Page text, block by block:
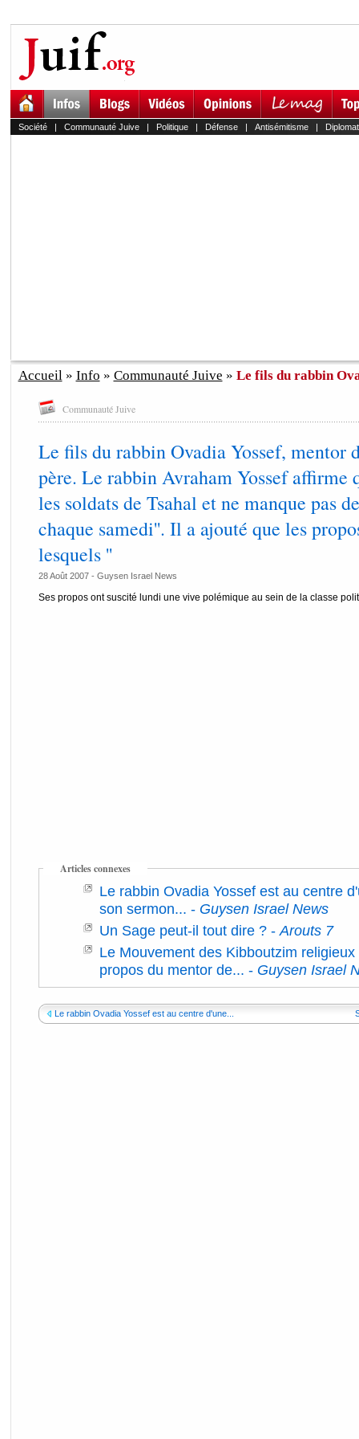
Société| Communauté Juive| Politique| Défense| Antisémitisme|
Accueil» Info » Communauté Juive » Le fils du rabbin
Communauté Juive
Le fils du rabbin Ovadia Yossef, mentor
père. Le rabbin Avraham Yossef affirme
les soldats de Tsahal et ne manque pas
chaque samedi''. Il a ajouté que les
lesquels ''
28 Août 2007 - Guysen Israel News
Ses propos ont suscité lundi une vive polémique au sein de la classe
Articles connexes
Le rabbin Ovadia Yossef est au centre
son sermon... - Guysen Israel News
Un Sage peut-il tout dire ?- Arouts 7
Le Mouvement des Kibboutzim
propos du mentor de... - Guysen Israel
Le rabbin Ovadia Yossef est au centre d'une...